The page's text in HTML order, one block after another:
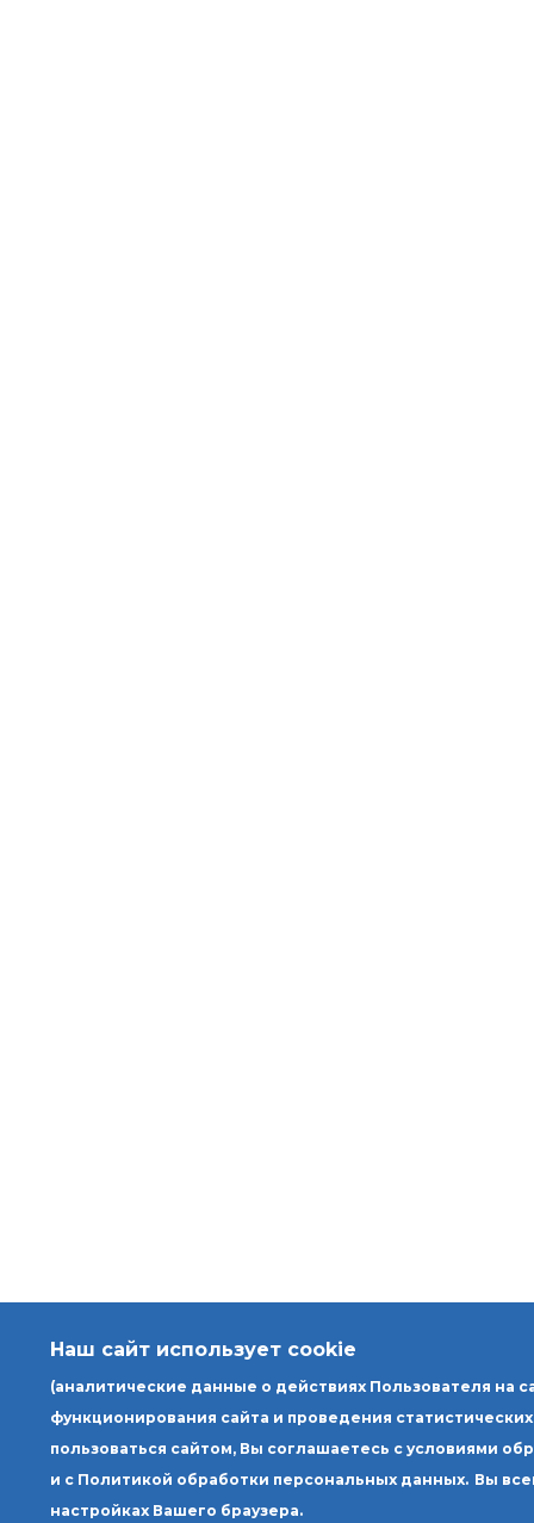
Наш сайт использует cookie
(аналитические данные о действиях Пользователя на
функционирования сайта и проведения
пользоваться сайтом, Вы соглашаетесь с условиями
и с Политикой обработки персональных данных. Вы
настройках Вашего браузера.